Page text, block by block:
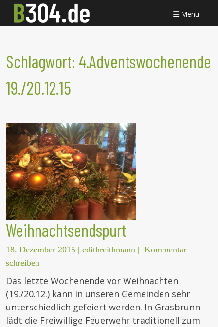
Menü
Schlagwort: 4.Adventswochenende
19./20.12.15
Weihnachtsendspurt
18. Dezember 2015 | edithreithmann | Kommentar
schreiben
Das letzte Wochenende vor Weihnachten
(19./20.12.) kann in unseren Gemeinden sehr
unterschiedlich gefeiert werden. In Grasbrunn
lädt die Freiwillige Feuerwehr traditionell zum